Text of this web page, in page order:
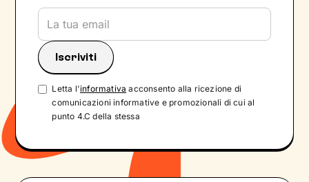
Letta l'informativa acconsento alla ricezione di
comunicazioni informative e promozionali di cui al
punto 4.C della stessa